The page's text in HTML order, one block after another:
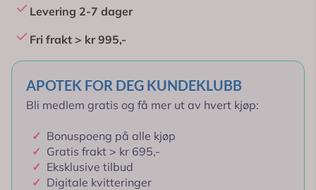
Levering 2-7 dager
Fri frakt > kr 995,-
APOTEK FOR DEG KUNDEKLUBB
Bli medlem gratis og få mer ut av hvert kjøp:
✓ Bonuspoeng på alle kjøp
✓ Gratis frakt > kr 695,-
✓ Eksklusive tilbud
✓ Digitale kvitteringer